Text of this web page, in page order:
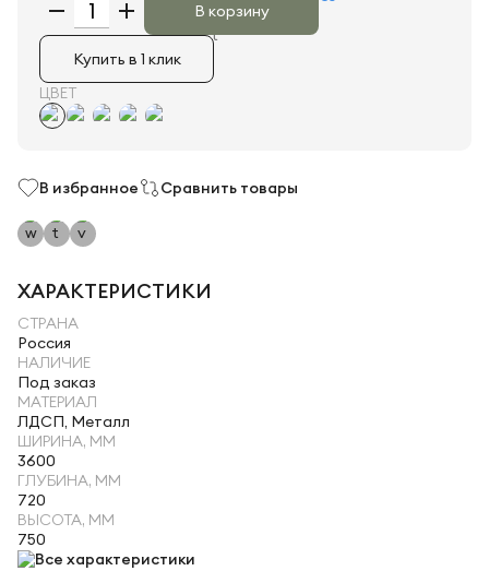
В корзину
Купить в 1 клик
ЦВЕТ
В избранное Сравнить товары
ХАРАКТЕРИСТИКИ
СТРАНА
Россия
НАЛИЧИЕ
Под заказ
МАТЕРИАЛ
ЛДСП, Металл
ШИРИНА, ММ
3600
ГЛУБИНА, ММ
720
ВЫСОТА, ММ
750
Все характеристики